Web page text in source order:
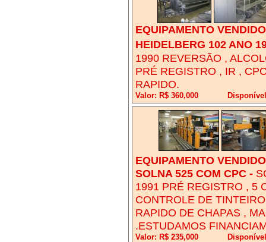
EQUIPAMENTO
HEIDELBERG 102 ANO
1990 REVERSÃO ,
PRÉ REGISTRO , IR ,
RAPIDO.
Valor: R$ 360,000
EQUIPAMENTO
SOLNA 525 COM CPC -
1991 PRÉ REGISTRO , 5
CONTROLE DE
RAPIDO DE CHAPAS ,
.ESTUDAMOS
Valor: R$ 235,000